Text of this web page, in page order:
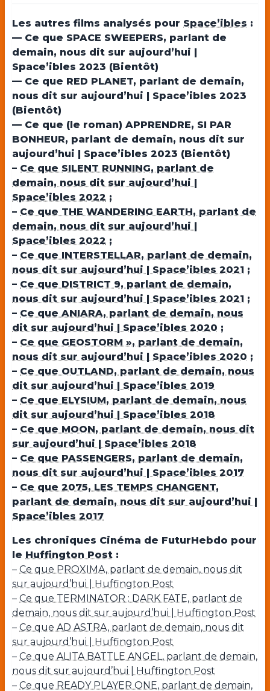
Les autres films analysés pour Space’ibles :
— Ce que SPACE SWEEPERS, parlant de
demain, nous dit sur aujourd’hui |
Space’ibles 2023 (Bientôt)
— Ce que RED PLANET, parlant de demain,
nous dit sur aujourd’hui | Space’ibles 2023
(Bientôt)
— Ce que (le roman) APPRENDRE, SI PAR
BONHEUR, parlant de demain, nous dit sur
aujourd’hui | Space’ibles 2023 (Bientôt)
– Ce que SILENT RUNNING, parlant de
demain, nous dit sur aujourd’hui |
Space’ibles 2022 ;
– Ce que THE WANDERING EARTH, parlant de
demain, nous dit sur aujourd’hui |
Space’ibles 2022 ;
– Ce que INTERSTELLAR, parlant de demain,
nous dit sur aujourd’hui | Space’ibles 2021 ;
– Ce que DISTRICT 9, parlant de demain,
nous dit sur aujourd’hui | Space’ibles 2021 ;
– Ce que ANIARA, parlant de demain, nous
dit sur aujourd’hui | Space’ibles 2020 ;
– Ce que GEOSTORM », parlant de demain,
nous dit sur aujourd’hui | Space’ibles 2020 ;
– Ce que OUTLAND, parlant de demain, nous
dit sur aujourd’hui | Space’ibles 2019
– Ce que ELYSIUM, parlant de demain, nous
dit sur aujourd’hui | Space’ibles 2018
– Ce que MOON, parlant de demain, nous dit
sur aujourd’hui | Space’ibles 2018
– Ce que PASSENGERS, parlant de demain,
nous dit sur aujourd’hui | Space’ibles 2017
– Ce que 2075, LES TEMPS CHANGENT,
parlant de demain, nous dit sur aujourd’hui |
Space’ibles 2017
Les chroniques Cinéma de FuturHebdo pour
le Huffington Post :
– Ce que PROXIMA, parlant de demain, nous dit
sur aujourd’hui | Huffington Post
– Ce que TERMINATOR : DARK FATE, parlant de
demain, nous dit sur aujourd’hui | Huffington Post
– Ce que AD ASTRA, parlant de demain, nous dit
sur aujourd’hui | Huffington Post
– Ce que ALITA BATTLE ANGEL, parlant de demain,
nous dit sur aujourd’hui | Huffington Post
– Ce que READY PLAYER ONE, parlant de demain,